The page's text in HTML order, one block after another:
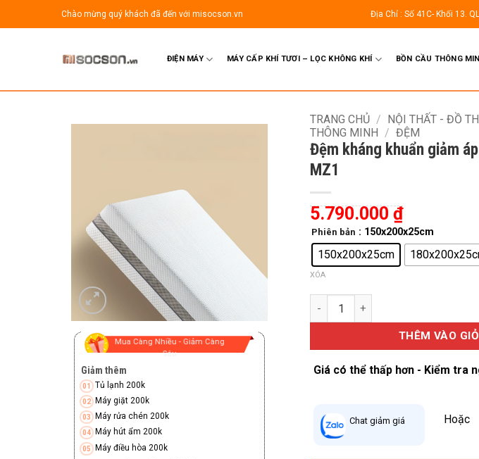
qua
Chào mừng quý khách đã đến với misocson.vn Địa Chỉ : Số 41C- Khối 13.
ĐIỆN MÁY MÁY CẤP KHÍ TƯƠI – LỌC KHÔNG KHÍ BỒN CẦU THÔNG
Mua Càng Nhiều - Giảm Càng
Sâu
Giảm thêm
Tủ lạnh 200k
Máy giặt 200k
Máy rửa chén 200k
Máy hút ẩm 200k
Máy điều hòa 200k
TRANG CHỦ / NỘI THẤT - ĐỒ
THÔNG MINH / ĐỆM
Đệm kháng khuẩn giảm
MZ1
5.790.000₫
Phiên bản : 150x200x25cm
150x200x25cm
XÓA
Đệm kháng khuẩn giảm áp
THÊM VÀO
Giá có thể thấp hơn - Kiểm tra
Chatgiảm giá Hoặc